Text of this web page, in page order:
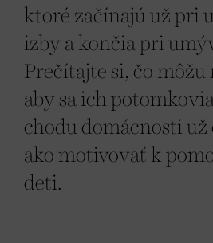
ktoré začínajú už pri
izby a končia pri
Prečítajte si, čo
aby sa ich
chodu domácnosti už
ako motivovať k
deti.